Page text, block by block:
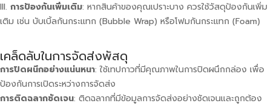
การป้องกันเพิ่มเติม: หากสินค้าของคุณเปราะบาง ควรใช้วัสดุป้องกันเพิ่ม
เติม เช่น บับเบิ้ลกันกระแทก (Bubble Wrap) หรือโฟมกันกระแทก (Foam)
เคล็ดลับในการจัดส่งพัสดุ
การปิดผนึกอย่างแน่นหนา: ใช้เทปกาวที่มีคุณภาพในการปิดผนึกกล่อง เพื่อ
ป้องกันการเปิดระหว่างการจัดส่ง
การติดฉลากชัดเจน: ติดฉลากที่มีข้อมูลการจัดส่งอย่างชัดเจนและถูกต้อง